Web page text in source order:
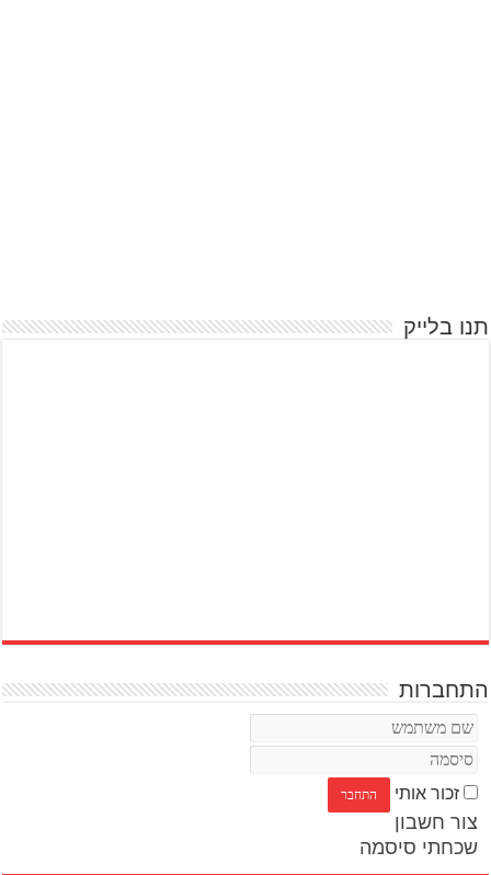
תנו בלייק
התחברות
זכור אותי
צור חשבון
שכחתי סיסמה